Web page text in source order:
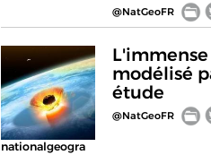
@NatGeoFR
nationalgeogra
modélisé
étude
@NatGeoFR